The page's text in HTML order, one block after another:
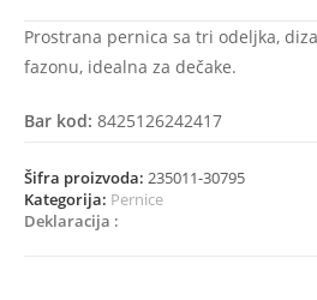
Prostrana pernica sa tri odeljka,
fazonu, idealna za dečake.
Bar kod: 8425126242417
Šifra proizvoda: 235011-30795
Kategorija: Pernice
Deklaracija :